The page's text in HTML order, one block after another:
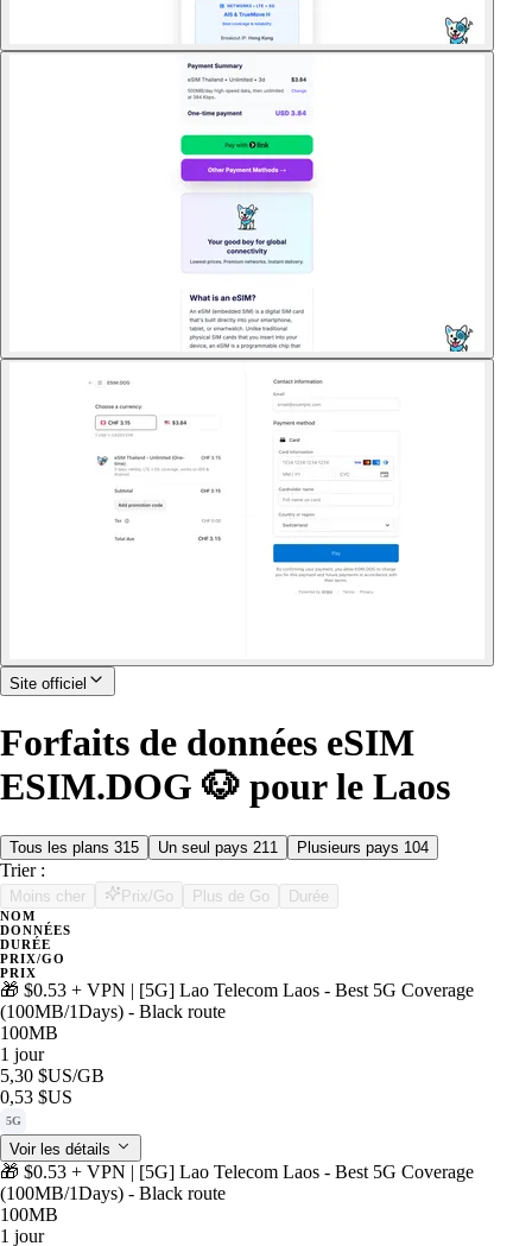
Site officiel
Forfaits de données eSIM
ESIM.DOG 🐶 pour le Laos
Tous les plans 315 Un seul pays 211 Plusieurs pays 104
Trier :
Moins cher Prix/Go Plus de Go Durée
NOM
DONNÉES
DURÉE
PRIX/GO
PRIX
🎁 $0.53 + VPN | [5G] Lao Telecom Laos - Best 5G Coverage
(100MB/1Days) - Black route
100MB
1 jour
5,30 $US/GB
0,53 $US
5G
Voir les détails
🎁 $0.53 + VPN | [5G] Lao Telecom Laos - Best 5G Coverage
(100MB/1Days) - Black route
100MB
1 jour